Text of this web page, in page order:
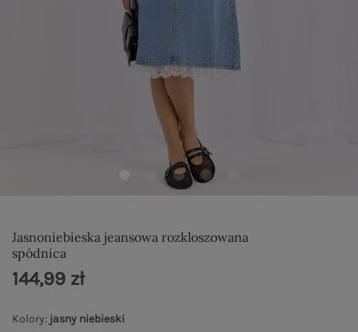
Jasnoniebieska jeansowa rozkloszowana
spódnica
Kolory: jasny niebieski
144,99 zł